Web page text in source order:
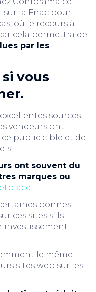
sur la Fnac pour
où le recours à
cela permettra de
par les
vous
sources
vendeurs ont
public cible et de
ont souvent du
marques ou
.
bonnes
ces sites s’ils
investissement
le même
sites web sur les